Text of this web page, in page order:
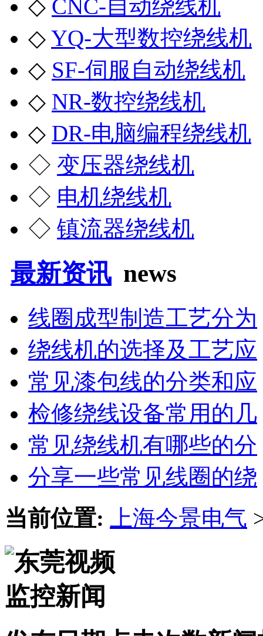
◇ CNC-自动绕线机
◇ YQ-大型数控绕线机
◇ SF-伺服自动绕线机
◇ NR-数控绕线机
◇ DR-电脑编程绕线机
◇ 变压器绕线机
◇ 电机绕线机
◇ 镇流器绕线机
最新资讯 news
线圈成型制造工艺分为
绕线机的选择及工艺应
常见漆包线的分类和应
检修绕线设备常用的几
常见绕线机有哪些的分
分享一些常见线圈的绕
当前位置:
上海今景电气